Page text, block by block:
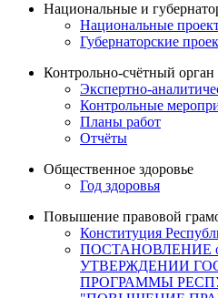
Национальные и
Национальные
Губернаторские
Контрольно-счётный орган
Экспертно-
Контрольные
Планы работ
Отчёты
Общественное здоровье
Год здоровья
Повышение правовой
Конституция
ПОСТАНОВЛЕНИЕ от
УТВЕРЖДЕНИИ
ПРОГРАММЫ